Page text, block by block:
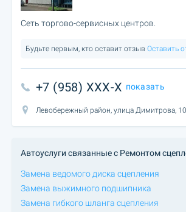
Сеть торгово-сервисных центров.
Будьте первым, кто оставит отзыв Оставить
+7 (958) XXX-X показать
Левобережный район, улица Димитрова,
Автоуслуги связанные с Ремонтом
Замена ведомого диска сцепления
Замена выжимного подшипника
Замена гибкого шланга сцепления